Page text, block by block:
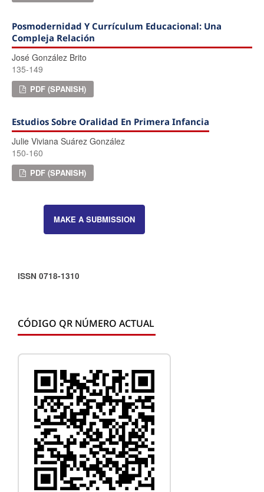
Posmodernidad Y Currículum Educacional: Una
Compleja Relación
José González Brito
135-149
PDF (SPANISH)
Estudios Sobre Oralidad En Primera Infancia
Julie Viviana Suárez González
150-160
PDF (SPANISH)
MAKE A SUBMISSION
ISSN 0718-1310
CÓDIGO QR NÚMERO ACTUAL